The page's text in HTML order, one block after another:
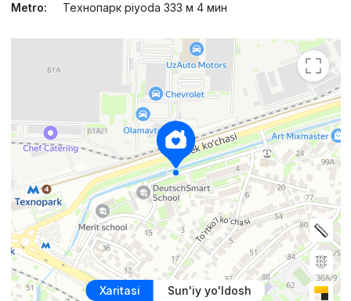
Metro:
Технопарк piyoda 333 м 4 мин
Xaritasi Sun'iy yo'ldosh